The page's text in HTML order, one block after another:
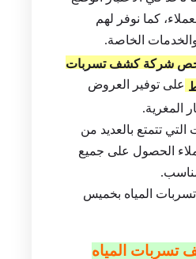
العميل لحلها.
تأخذ في الاعتبار الوضع
كما نوفر لهم
الخاصة.
شركة كشف تسربات
على توفير العروض
المغرية.
تتمتع بالعديد من
الحصول على جميع